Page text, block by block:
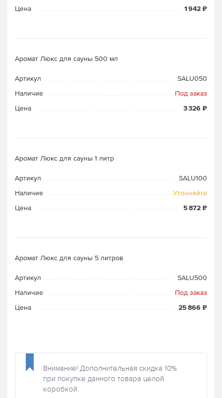
Цена
1 942 ₽
Аромат Люкс для сауны 500 мл
Артикул
SALU050
Наличие
Под заказ
Цена
3 326 ₽
Аромат Люкс для сауны 1 литр
Артикул
SALU100
Наличие
Уточняйте
Цена
5 872 ₽
Аромат Люкс для сауны 5 литров
Артикул
SALU500
Наличие
Под заказ
Цена
25 866 ₽
Внимание! Дополнительная скидка 10%
при покупке данного товара целой
коробкой.